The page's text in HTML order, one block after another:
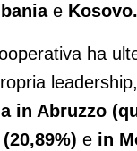
e Kosovo.
ha
in Abruzzo
e in